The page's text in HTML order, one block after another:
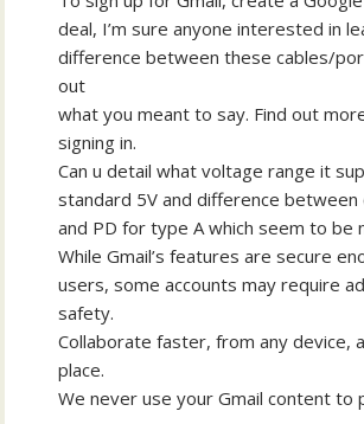
deal, I’m sure anyone interested in
difference between these cables/
out
what you meant to say. Find out
signing in.
Can u detail what voltage range it
standard 5V and difference between
and PD for type A which seem to be
While Gmail’s features are secure
users, some accounts may require
safety.
Collaborate faster, from any device,
place.
We never use your Gmail content to